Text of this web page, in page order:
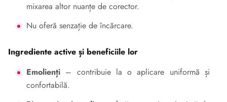
mixarea altor nuanțe de corector.
Nu oferă senzație de încărcare.
Ingrediente active și beneficiile lor
Emolienți – contribuie la o aplicare uniformă și
confortabilă.